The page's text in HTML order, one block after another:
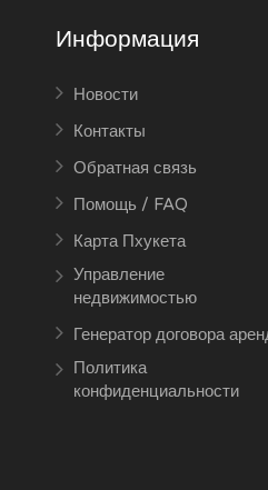
Информация
Новости
Контакты
Обратная связь
Помощь / FAQ
Карта Пхукета
Управление
недвижимостью
Генератор договора
Политика
конфиденциальности